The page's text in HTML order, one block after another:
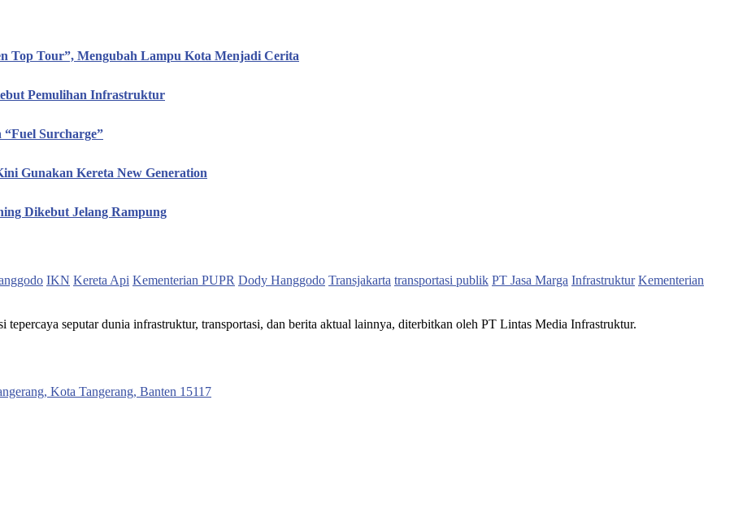
Top Tour”, Mengubah Lampu Kota Menjadi Cerita
Pemulihan Infrastruktur
Surcharge”
Gunakan Kereta New Generation
Dikebut Jelang Rampung
IKN Kereta Api Kementerian PUPR Dody Hanggodo Transjakarta transportasi publik PT Jasa Marga Infrastruktur Kementerian
tepercaya seputar dunia infrastruktur, transportasi, dan berita aktual lainnya, diterbitkan oleh PT Lintas Media Infrastruktur.
Kota Tangerang, Banten 15117